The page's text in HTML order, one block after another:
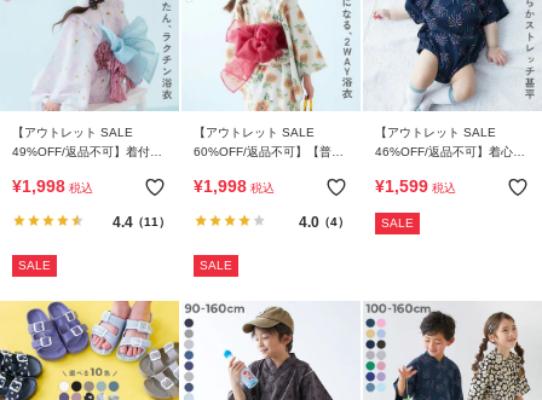
子
ど
も
服
コ
ム
ガ
イ
ド・
ヘ
【アウトレット SALE
49%OFF/返品不可】着付け
ピース型浴衣
¥1,998 税込
4.4（11）
SALE
【アウトレット SALE
60%OFF/返品不可】【普段
セパレート ワンピース浴衣
¥1,998 税込
4.0（4）
SALE
【アウトレット SALE
46%OFF/返品不可】着心地
パース
¥1,599 税込
SALE